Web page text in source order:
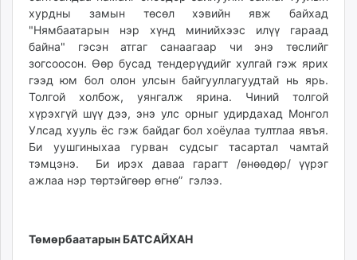
хурдны замын төсөл хэвийн явж байхад
"Нямбаатарын нэр хүнд минийхээс илүү гараад
байна" гэсэн атгаг санаагаар чи энэ төслийг
зогсоосон. Өөр бусад тендерүүдийг хулгай гэж ярих
гээд юм бол олон улсын байгууллагуудтай нь ярь.
Толгой холбож, уянгалж ярина. Чиний толгой
хүрэхгүй шүү дээ, энэ улс орныг удирдахад Монгол
Улсад хууль ёс гэж байдаг бол хоёулаа тултлаа явъя.
Би уушгиныхаа гурван судсыг тасартал чамтай
тэмцэнэ. Би ирэх даваа гарагт /өнөөдөр/ үүрэг
ажлаа нэр төртэйгөөр өгнө” гэлээ.
Төмөрбаатарын БАТСАЙХАН